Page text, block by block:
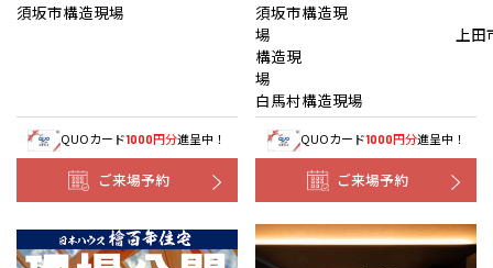
須坂市構造現場
QUOカード1000円分進呈中！
ご来場予約
須坂市構造現
場 上田
構造現
白馬村構造現場
QUOカード1000円分進呈中！
ご来場予約